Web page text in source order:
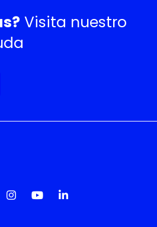
Visita nuestro